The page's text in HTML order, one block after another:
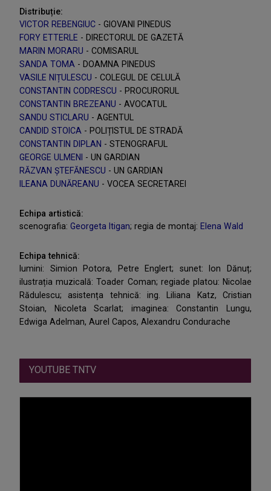
Distribuție:
VICTOR REBENGIUC - GIOVANI PINEDUS
FORY ETTERLE - DIRECTORUL DE GAZETĂ
MARIN MORARU - COMISARUL
SANDA TOMA - DOAMNA PINEDUS
VASILE NIȚULESCU - COLEGUL DE CELULĂ
CONSTANTIN CODRESCU - PROCURORUL
CONSTANTIN BREZEANU - AVOCATUL
SANDU STICLARU - AGENTUL
CANDID STOICA - POLIȚISTUL DE STRADĂ
CONSTANTIN DIPLAN - STENOGRAFUL
GEORGE ULMENI
- UN GARDIAN
RĂZVAN ȘTEFĂNESCU - UN GARDIAN
ILEANA DUNĂREANU - VOCEA SECRETAREI
Echipa artistică:
scenografia:Georgeta Itigan; regia de montaj: Elena Wald
Echipa tehnică:
lumini: Simion Potora, Petre Englert; sunet: Ion Dănuț;
ilustrația muzicală: Toader Coman; regiade platou: Nicolae
Rădulescu; asistența tehnică: ing. Liliana Katz, Cristian
Stoian, Nicoleta Scarlat; imaginea: Constantin Lungu,
Edwiga Adelman, Aurel Capos, Alexandru Condurache
YOUTUBE TNTV